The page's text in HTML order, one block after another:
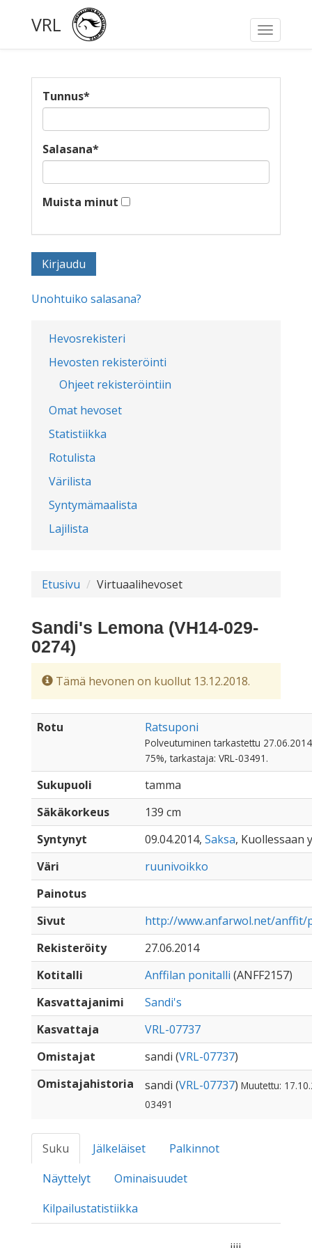
Toggle
VRL
Hevosrekisteri
Hevosten rekisteröinti
Ohjeet rekisteröintiin
Omat hevoset
Statistiikka
Rotulista
Värilista
Syntymämaalista
Lajilista
Tunnus*
Salasana*
Muista minut
Unohtuiko salasana?
Etusivu Virtuaalihevoset
Sandi's Lemona (VH14-029-
0274)
Tämä hevonen on kuollut 13.12.2018.
Rotu Ratsuponi
Polveutuminen tarkastettu
75%, tarkastaja: VRL-03491.
Sukupuoli
tamma
Säkäkorkeus
139 cm
Syntynyt
09.04.2014, Saksa, Kuollessaan
Väri
ruunivoikko
Painotus
Sivut
http://www.anfarwol.net/anffit/
Rekisteröity
27.06.2014
Kotitalli
Anffilan ponitalli (ANFF2157)
Kasvattajanimi
Sandi's
Kasvattaja
VRL-07737
Omistajat
sandi (VRL-07737)
Omistajahistoria
sandi (VRL-07737) Muutettu:
03491
Suku Jälkeläiset
Palkinnot
Näyttelyt
Ominaisuudet
Kilpailustatistiikka